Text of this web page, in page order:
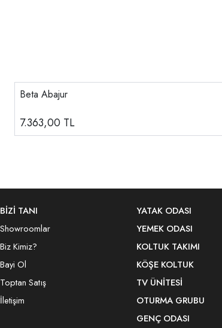
Beta Abajur
7.363,00 TL
BİZİ TANI
Showroomlar
Biz Kimiz?
Bayi Ol
Toptan Satış
İletişim
YATAK ODASI
YEMEK ODASI
KOLTUK TAKIMI
KÖŞE KOLTUK
TV ÜNITESI
OTURMA GRUBU
GENÇ ODASI